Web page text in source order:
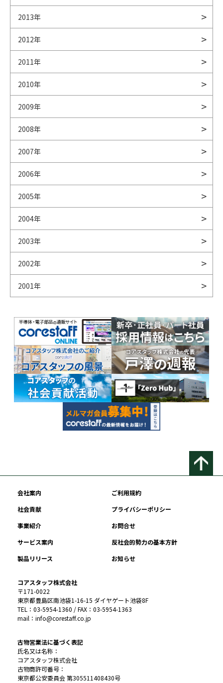
2013年
2012年
2011年
2010年
2009年
2008年
2007年
2006年
2005年
2004年
2003年
2002年
2001年
会社案内
ご利用規約
社会貢献
プライバシーポリシー
事業紹介
お問合せ
サービス案内
反社会的勢力の基本方針
製品リリース
お知らせ
コアスタッフ株式会社
〒171-0022
東京都豊島区南池袋1-16-15 ダイヤゲート池袋8F
TEL：03-5954-1360 / FAX：03-5954-1363
mail：info@corestaff.co.jp
古物営業法に基づく表記
氏名又は名称：
コアスタッフ株式会社
古物商許可番号：
東京都公安委員会 第305511408430号